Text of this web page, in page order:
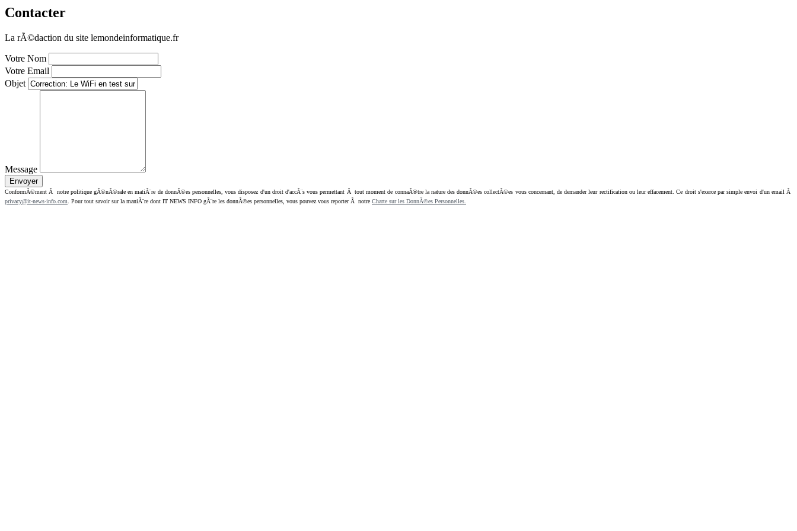
Contacter
La rÃ©daction du site lemondeinformatique.fr
Votre Nom
Votre Email
Objet
Message
ConformÃ©ment Ã notre politique gÃ©nÃ©rale en matiÃ¨re de donnÃ©es personnelles, vous disposez d'un droit d'accÃ¨s vous permettant Ã tout moment de connaÃ®tre la nature des donnÃ©es collectÃ©es vous concernant, de demander leur rectification ou leur effacement. Ce droit s'exerce par simple envoi d'un email Ã
privacy@it-news-info.com . Pour tout savoir sur la maniÃ¨re dont IT NEWS INFO gÃ¨re les donnÃ©es personnelles, vous pouvez vous reporter Ã notre Charte sur les DonnÃ©es Personnelles.